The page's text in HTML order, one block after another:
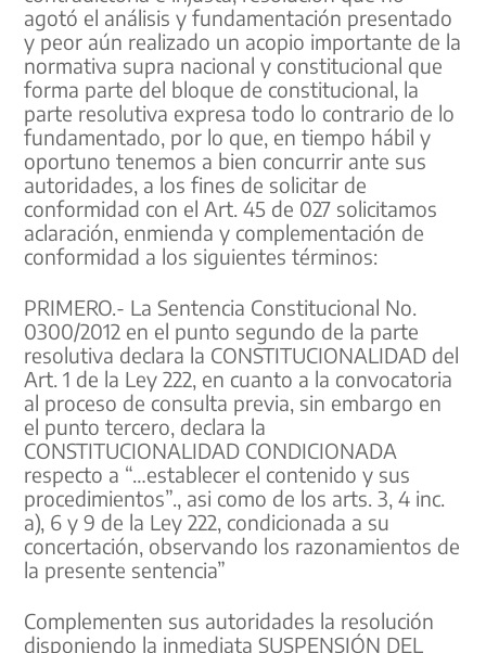
agotó el análisis y fundamentación presentado
y peor aún realizado un acopio importante de la
normativa supra nacional y constitucional que
forma parte del bloque de constitucional, la
parte resolutiva expresa todo lo contrario de lo
fundamentado, por lo que, en tiempo hábil y
oportuno tenemos a bien concurrir ante sus
autoridades, a los fines de solicitar de
conformidad con el Art. 45 de 027 solicitamos
aclaración, enmienda y complementación de
conformidad a los siguientes términos:
PRIMERO.- La Sentencia Constitucional No.
0300/2012 en el punto segundo de la parte
resolutiva declara la CONSTITUCIONALIDAD del
Art. 1 de la Ley 222, en cuanto a la convocatoria
al proceso de consulta previa, sin embargo en
el punto tercero, declara la
CONSTITUCIONALIDAD CONDICIONADA
respecto a “…establecer el contenido y sus
procedimientos”., asi como de los arts. 3, 4 inc.
a), 6 y 9 de la Ley 222, condicionada a su
concertación, observando los razonamientos de
la presente sentencia”
Complementen sus autoridades la resolución
disponiendo la inmediata SUSPENSIÓN DEL